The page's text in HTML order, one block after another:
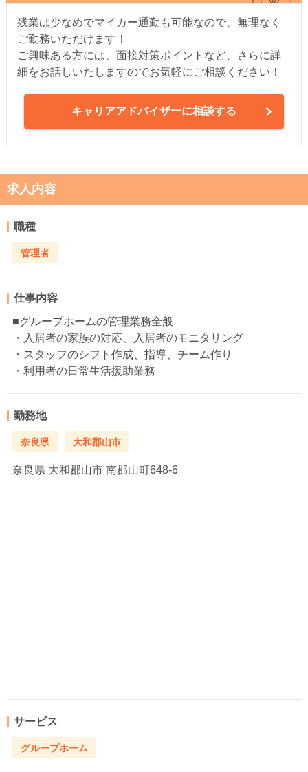
残業は少なめでマイカー通勤も可能なので、無理なく
ご勤務いただけます！
ご興味ある方には、面接対策ポイントなど、さらに詳
細をお話しいたしますのでお気軽にご相談ください！
キャリアアドバイザーに相談する
求人内容
職種
管理者
仕事内容
■グループホームの管理業務全般
・入居者の家族の対応、入居者のモニタリング
・スタッフのシフト作成、指導、チーム作り
・利用者の日常生活援助業務
勤務地
奈良県 大和郡山市
奈良県 大和郡山市 南郡山町648-6
サービス
グループホーム